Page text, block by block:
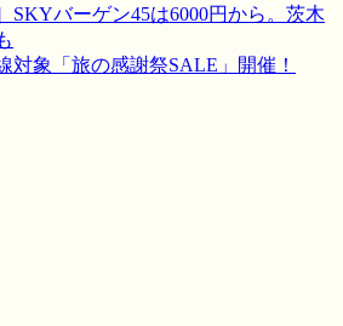
SKYバーゲン45は6000円から。茨木
対象「旅の感謝祭SALE」開催！